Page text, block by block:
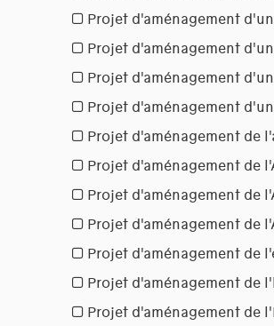
Projet d'aménagement
Projet d'aménagement
Projet d'aménagement
Projet d'aménagement
Projet d'aménagement de
Projet d'aménagement de
Projet d'aménagement de
Projet d'aménagement de
Projet d'aménagement de
Projet d'aménagement de
Projet d'aménagement de